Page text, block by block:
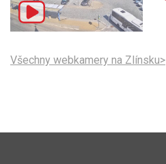
Všechny webkamery na Zlínsku>